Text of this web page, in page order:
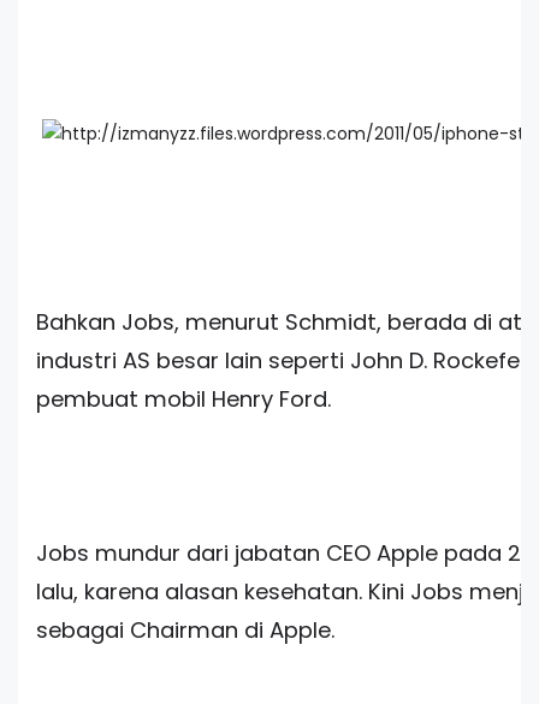
Bahkan Jobs, menurut Schmidt, berada di
industri AS besar lain seperti John D.
pembuat mobil Henry Ford.
Jobs mundur dari jabatan CEO Apple pada
lalu, karena alasan kesehatan. Kini Jobs
sebagai Chairman di Apple.